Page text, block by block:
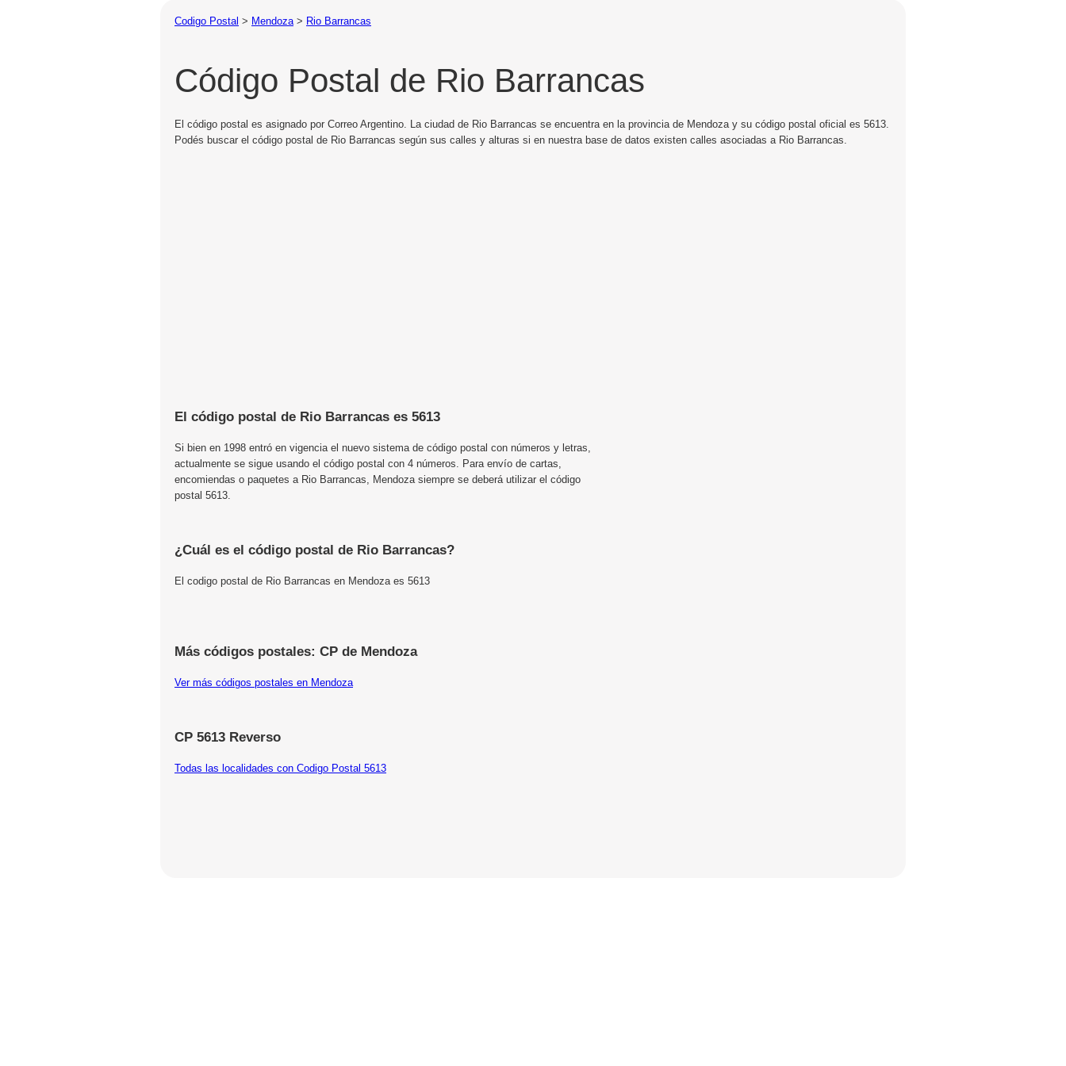
Codigo Postal > Mendoza> Rio Barrancas
Código Postal de Rio Barrancas
El código postal es asignado por Correo Argentino. La ciudad de Rio Barrancas se encuentra en la provincia de Mendoza y su código postal oficial es 5613.
Podés buscar el código postal de Rio Barrancas según sus calles y alturas si en nuestra base de datos existen calles asociadas a Rio Barrancas.
El código postal de Rio Barrancas es 5613
Si bien en 1998 entró en vigencia el nuevo sistema de código postal con números y letras,
actualmente se sigue usando el código postal con 4 números. Para envío de cartas,
encomiendas o paquetes a Rio Barrancas, Mendoza siempre se deberá utilizar el código
postal 5613.
¿Cuál es el código postal de Rio Barrancas?
El codigo postal de Rio Barrancas en Mendoza es 5613
Más códigos postales: CP de Mendoza
Ver más códigos postales en Mendoza
CP 5613 Reverso
Todas las localidades con Codigo Postal 5613